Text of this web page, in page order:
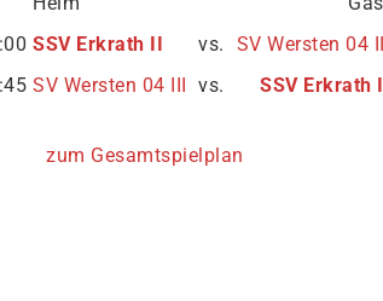
SSV Erkrath II vs. SV Wersten 04
SV Wersten 04 III vs. SSV Erkrath
zum Gesamtspielplan